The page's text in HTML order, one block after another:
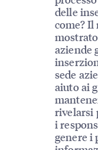
delle
come? Il
aziende
sede
aiuto ai
rivelarsi
i
genere i